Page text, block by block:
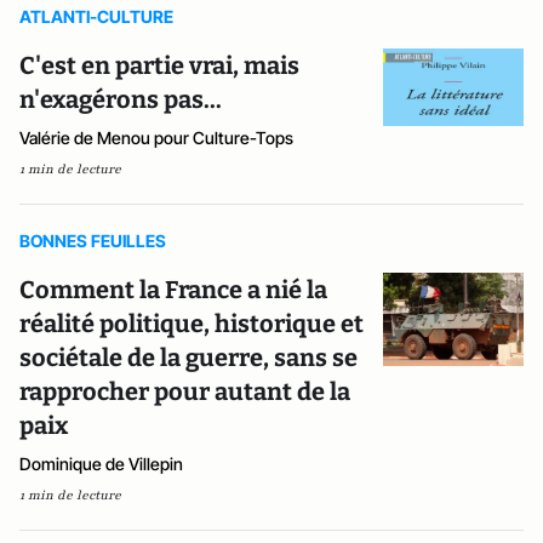
ATLANTI-CULTURE
C'est en partie vrai, mais
n'exagérons pas...
Valérie de Menou pour Culture-Tops
1 min de lecture
BONNES FEUILLES
Comment la France a nié la
réalité politique, historique et
sociétale de la guerre, sans se
rapprocher pour autant de la
paix
Dominique de Villepin
1 min de lecture